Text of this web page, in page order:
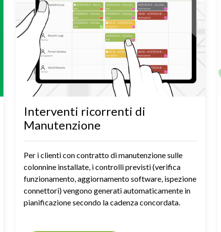
Interventi ricorrenti di
Manutenzione
Per i clienti con contratto di manutenzione sulle
colonnine installate, i controlli previsti (verifica
funzionamento, aggiornamento software, ispezione
connettori) vengono generati automaticamente in
pianificazione secondo la cadenza concordata.